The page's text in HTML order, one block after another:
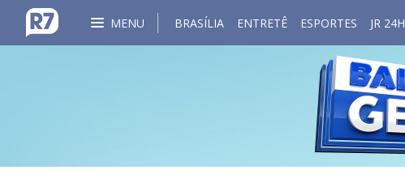
MENU BRASÍLIA ENTRETÊ ESPORTES JR 24H